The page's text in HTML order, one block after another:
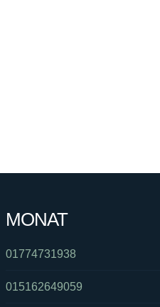
MONAT
01774731938
015162649059